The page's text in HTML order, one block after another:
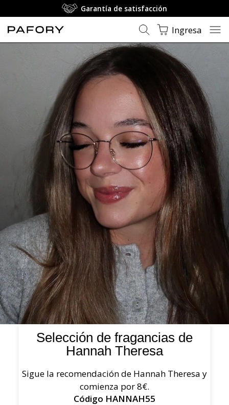
Garantía de satisfacción
Ingresa
Selección de fragancias de
Hannah Theresa
Sigue la recomendación de Hannah Theresa y
comienza por 8€.
Código HANNAH55